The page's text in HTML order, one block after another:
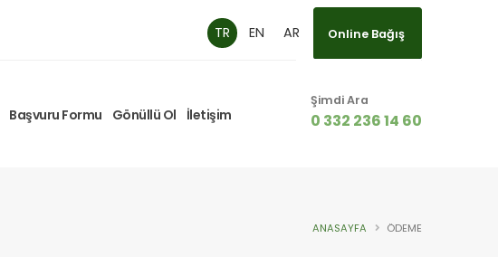
TR EN AR Online Bağış
Başvuru Formu Gönüllü Ol İletişim
Şimdi Ara
0 332 236 14 60
ANASAYFA ÖDEME